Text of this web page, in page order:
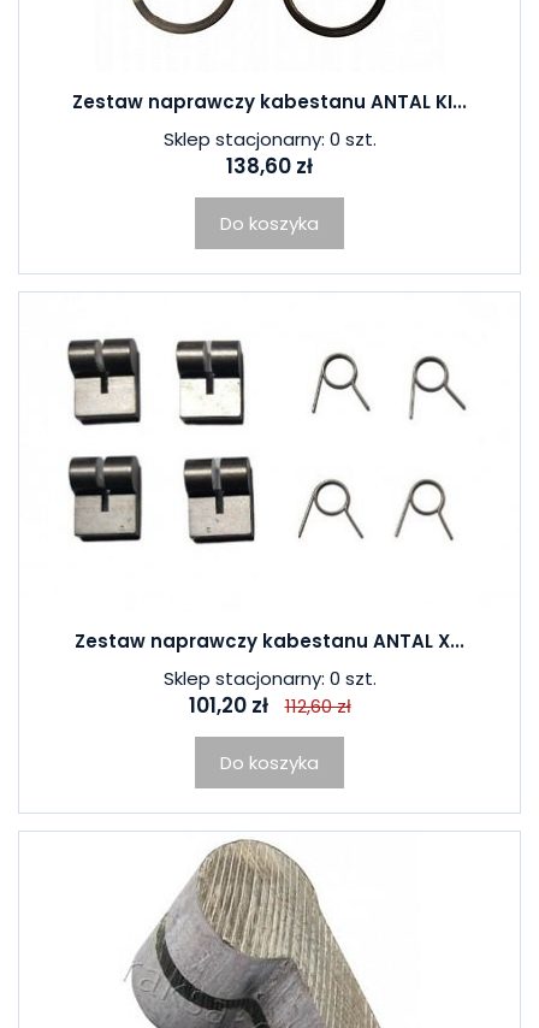
Zestaw naprawczy kabestanu ANTAL KI...
Sklep stacjonarny: 0 szt.
138,60 zł
Do koszyka
Zestaw naprawczy kabestanu ANTAL X...
Sklep stacjonarny: 0 szt.
101,20 zł 112,60 zł
Do koszyka